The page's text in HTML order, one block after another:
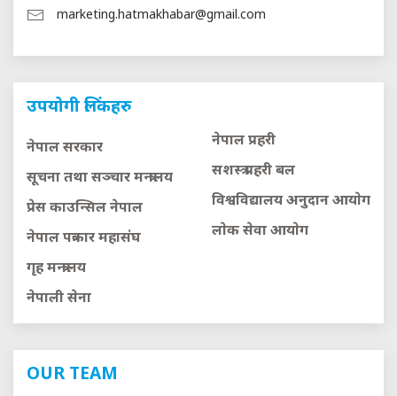
marketing.hatmakhabar@gmail.com
उपयोगी लिंकहरु
नेपाल सरकार
सूचना तथा सञ्चार मन्त्रालय
प्रेस काउन्सिल नेपाल
नेपाल पत्रकार महासंघ
गृह मन्त्रालय
नेपाली सेना
नेपाल प्रहरी
सशस्त्र प्रहरी बल
विश्वविद्यालय अनुदान आयाेग
लाेक सेवा आयाेग
OUR TEAM